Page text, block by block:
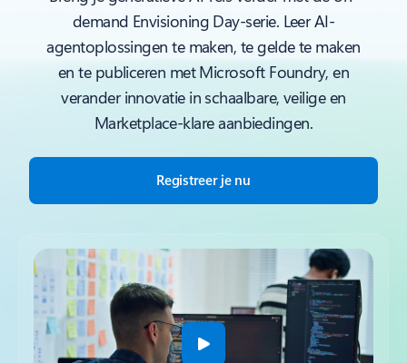
demand Envisioning Day-serie. Leer AI-
agentoplossingen te maken, te gelde te maken
en te publiceren met Microsoft Foundry, en
verander innovatie in schaalbare, veilige en
Marketplace-klare aanbiedingen.
Registreer je nu